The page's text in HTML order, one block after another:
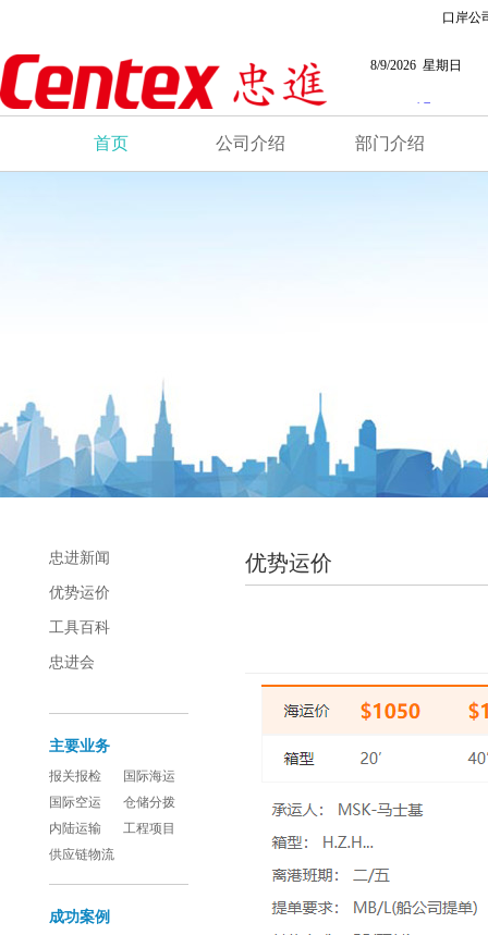
口岸公
8/9/2026 星期日
首页 公司介绍 部门介绍
忠进新闻
优势运价
工具百科
忠进会
主要业务
报关报检
国际海运
国际空运
仓储分拨
内陆运输
工程项目
供应链物流
成功案例
优势运价